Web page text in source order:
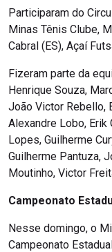
Participaram do
Minas Tênis Clube,
Cabral (ES), Açaí
Fizeram parte da
Henrique Souza,
João Victor Rebello,
Alexandre Lobo, Erik
Lopes, Guilherme
Guilherme Pantuza,
Moutinho, Victor
Campeonato
Nesse domingo, o
Campeonato